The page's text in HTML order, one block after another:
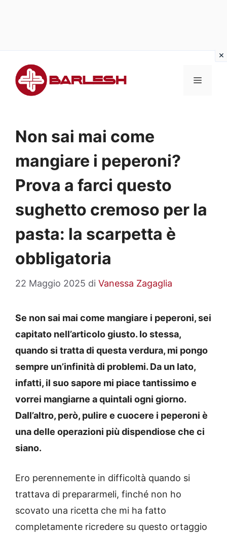
contenuto
MENU
Non sai mai come
mangiare i peperoni?
Prova a farci questo
sughetto cremoso per la
pasta: la scarpetta è
obbligatoria
22 Maggio 2025 di Vanessa Zagaglia
Se non sai mai come mangiare i peperoni, sei
capitato nell’articolo giusto. Io stessa,
quando si tratta di questa verdura, mi pongo
sempre un’infinità di problemi. Da un lato,
infatti, il suo sapore mi piace tantissimo e
vorrei mangiarne a quintali ogni giorno.
Dall’altro, però, pulire e cuocere i peperoni è
una delle operazioni più dispendiose che ci
siano.
Ero perennemente in difficoltà quando si
trattava di prepararmeli, finché non ho
scovato una ricetta che mi ha fatto
completamente ricredere su questo ortaggio